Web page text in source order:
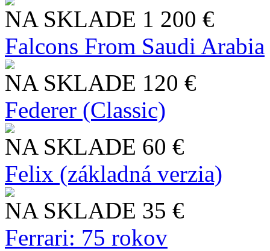
NA SKLADE 1 200 €
Falcons From Saudi Arabia
NA SKLADE 120 €
Federer (Classic)
NA SKLADE 60 €
Felix (základná verzia)
NA SKLADE 35 €
Ferrari: 75 rokov